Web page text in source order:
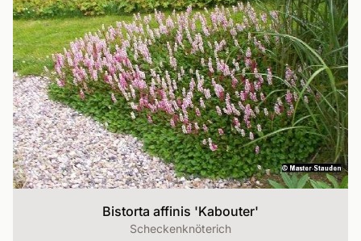
Bistorta affinis 'Kabouter'
Scheckenknöterich